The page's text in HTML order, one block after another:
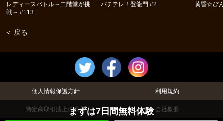
まずは7日間無料体験
レディースバトル～二階堂が挑
戦～ #113
パチテレ！登龍門 #2 黄昏☆び
＜ 戻る
個人情報保護方針 利用規約
特定商取引法上の表示 会社概要